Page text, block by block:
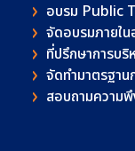
อบรม Public
จัดอบรมภายใ
ที่ปรึกษาการบ
จัดทำมาตรฐา
สอบถามความ